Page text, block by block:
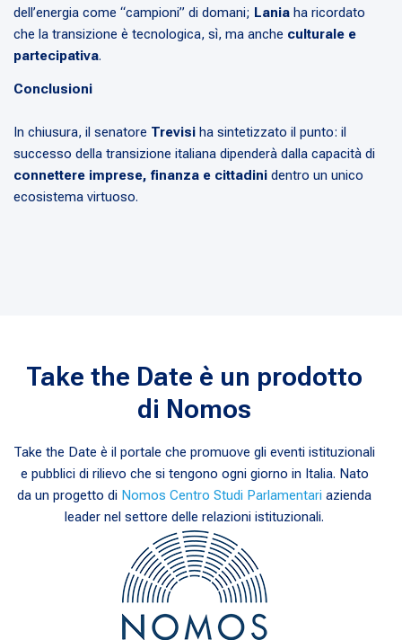
dell’energia come “campioni” di domani; Lania ha ricordato
che la transizione è tecnologica, sì, ma anche culturale e
partecipativa.
Conclusioni
In chiusura, il senatore Trevisi ha sintetizzato il punto: il
successo della transizione italiana dipenderà dalla capacità di
connettere imprese, finanza e cittadini dentro un unico
ecosistema virtuoso.
Take the Date è un prodotto
di Nomos
Take the Date è il portale che promuove gli eventi istituzionali
e pubblici di rilievo che si tengono ogni giorno in Italia. Nato
da un progetto di Nomos Centro Studi Parlamentari azienda
leader nel settore delle relazioni istituzionali.